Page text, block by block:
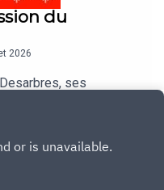
du
2026
ses